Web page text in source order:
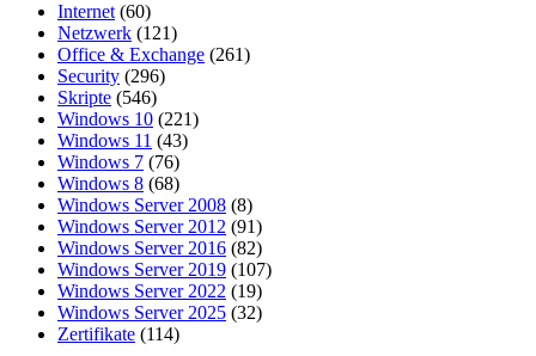
Internet (60)
Netzwerk (121)
Office & Exchange (261)
Security (296)
Skripte (546)
Windows 10 (221)
Windows 11 (43)
Windows 7 (76)
Windows 8 (68)
Windows Server 2008 (8)
Windows Server 2012 (91)
Windows Server 2016 (82)
Windows Server 2019 (107)
Windows Server 2022 (19)
Windows Server 2025 (32)
Zertifikate (114)